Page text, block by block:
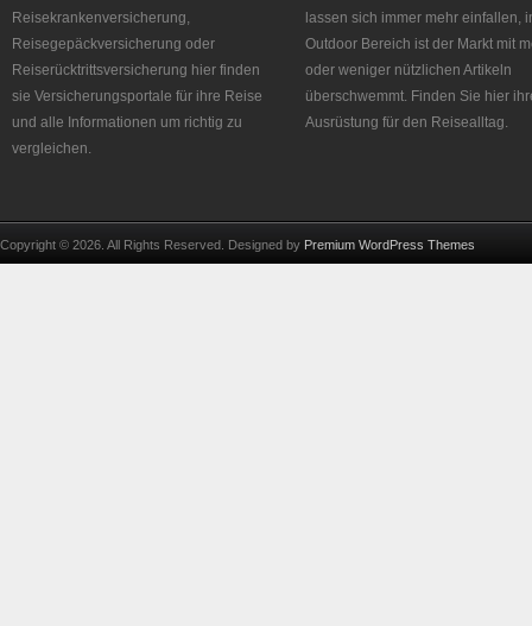
Reisekrankenversicherung,
Reisegepäckversicherung oder
Reiserücktrittsversicherung hier finden
sie Versicherungsportale für ihre Reise
und alle Informationen um richtig zu
vergleichen.
lassen sich immer mehr einfallen,
Outdoor Bereich ist der Markt mit
oder weniger nützlichen Artikeln
überschwemmt. Finden Sie hier
Ausrüstung für den Reisealltag.
Copyright © 2026. All Rights Reserved. Designed by Premium WordPress Themes